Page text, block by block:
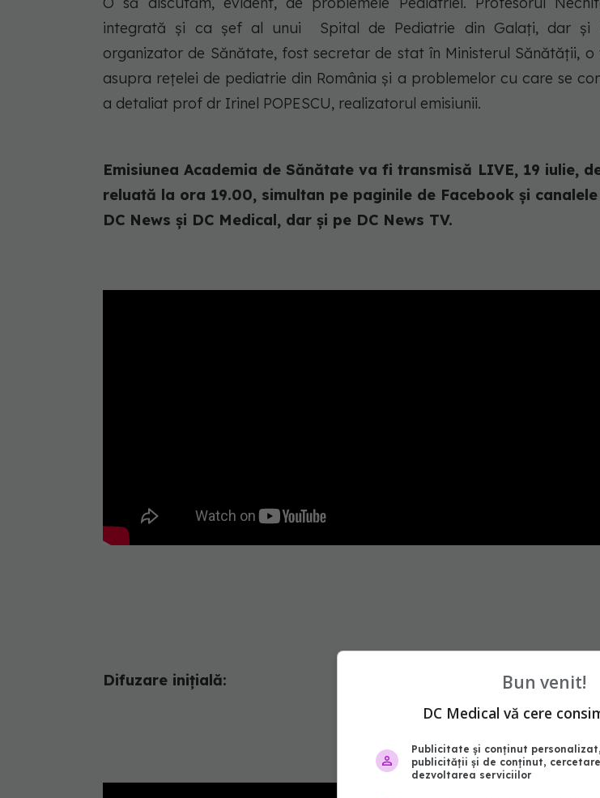
integrată și ca șef al unui Spital de Pediatrie din Galați, dar și
organizator de Sănătate, fost secretar de stat în Ministerul Sănătății, o
asupra rețelei de pediatrie din România și a problemelor cu care se
a detaliat prof dr Irinel POPESCU, realizatorul emisiunii.
Emisiunea Academia de Sănătate va fi transmisă LIVE, 19 iulie,
reluată la ora 19.00, simultan pe paginile de Facebook și
DC News și DC Medical, dar și pe DC News TV.
Difuzare inițială: Bun venit!
DC Medical vă cere
Publicitate și conținut
publicității și de conținut,
dezvoltarea serviciilor